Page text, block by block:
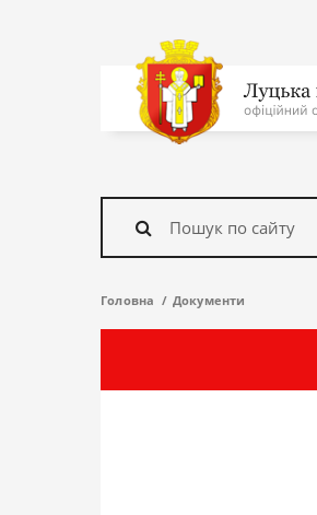
На
головну
Знайти
Головна Документи